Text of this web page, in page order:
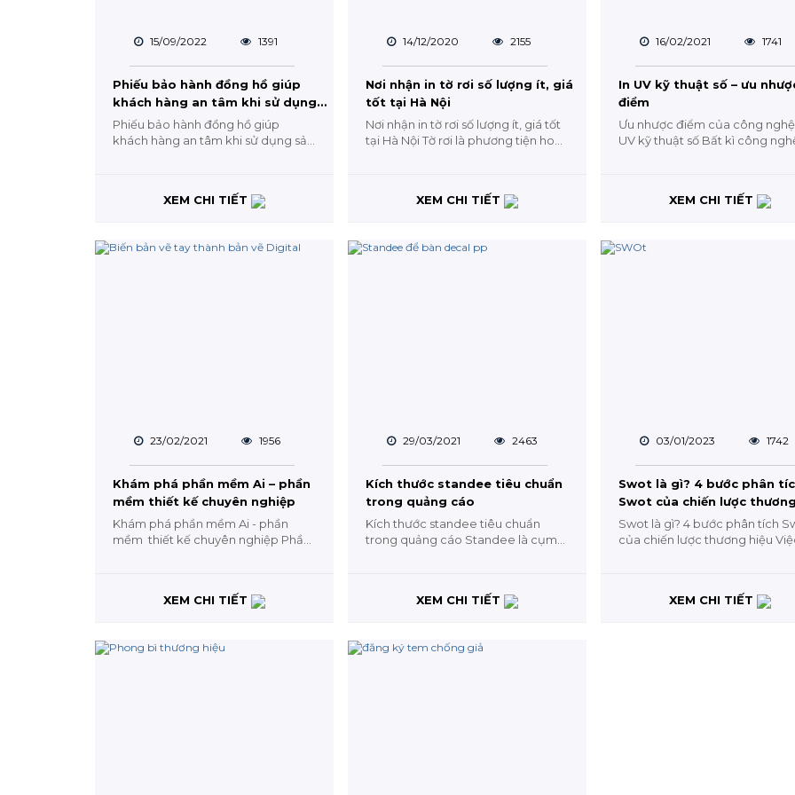
15/09/2022 1391
Phiếu bảo hành đồng hồ giúp
khách hàng an tâm khi sử dụng
sản phẩm
Phiếu bảo hành đồng hồ giúp
khách hàng an tâm khi sử dụng sản
XEM CHI TIẾT
14/12/2020 2155
Nơi nhận in tờ rơi số lượng ít, giá
tốt tại Hà Nội
Nơi nhận in tờ rơi số lượng ít, giá tốt
tại Hà Nội Tờ rơi là phương tiện hoàn
XEM CHI TIẾT
16/02/2021 1741
In UV kỹ thuật số – ưu
điểm
Ưu nhược điểm của công
UV kỹ thuật số Bất kì công
XEM CHI TIẾT
23/02/2021 1956
Khám phá phần mềm Ai – phần
mềm thiết kế chuyên nghiệp
Khám phá phần mềm Ai - phần
mềm thiết kế chuyên nghiệp Phần
XEM CHI TIẾT
29/03/2021 2463
Kích thước standee tiêu chuẩn
trong quảng cáo
Kích thước standee tiêu chuẩn
trong quảng cáo Standee là cụm
XEM CHI TIẾT
03/01/2023 1742
Swot là gì? 4 bước phân
Swot của chiến lược
Swot là gì? 4 bước phân tích
của chiến lược thương hiệu
XEM CHI TIẾT